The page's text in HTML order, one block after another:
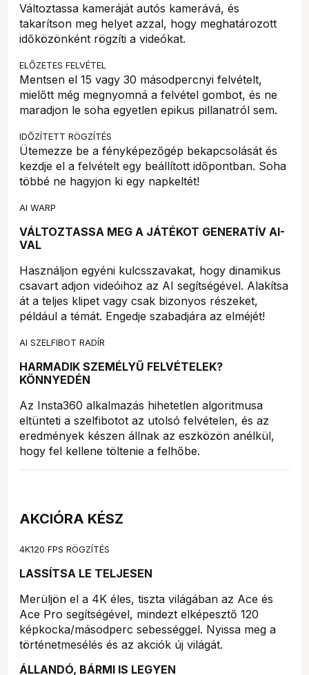
Változtassa kameráját autós kamerává, és
takarítson meg helyet azzal, hogy meghatározott
időközönként rögzíti a videókat.
ELŐZETES FELVÉTEL
Mentsen el 15 vagy 30 másodpercnyi felvételt,
mielőtt még megnyomná a felvétel gombot, és ne
maradjon le soha egyetlen epikus pillanatról sem.
IDŐZÍTETT RÖGZÍTÉS
Ütemezze be a fényképezőgép bekapcsolását és
kezdje el a felvételt egy beállított időpontban. Soha
többé ne hagyjon ki egy napkeltét!
AI WARP
VÁLTOZTASSA MEG A JÁTÉKOT GENERATÍV AI-
VAL
Használjon egyéni kulcsszavakat, hogy dinamikus
csavart adjon videóihoz az AI segítségével. Alakítsa
át a teljes klipet vagy csak bizonyos részeket,
például a témát. Engedje szabadjára az elméjét!
AI SZELFIBOT RADÍR
HARMADIK SZEMÉLYŰ FELVÉTELEK?
KÖNNYEDÉN
Az Insta360 alkalmazás hihetetlen algoritmusa
eltünteti a szelfibotot az utolsó felvételen, és az
eredmények készen állnak az eszközön anélkül,
hogy fel kellene töltenie a felhőbe.
AKCIÓRA KÉSZ
4K120 FPS RÖGZÍTÉS
LASSÍTSA LE TELJESEN
Merüljön el a 4K éles, tiszta világában az Ace és
Ace Pro segítségével, mindezt elképesztő 120
képkocka/másodperc sebességgel. Nyissa meg a
történetmesélés és az akciók új világát.
ÁLLANDÓ, BÁRMI IS LEGYEN